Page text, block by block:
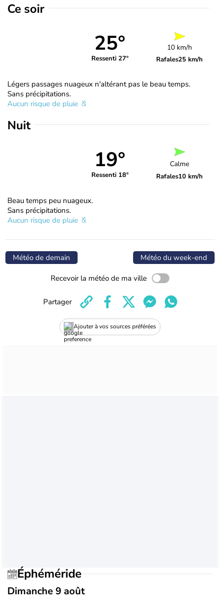
Ce soir
25°
Ressenti 27°
10 km/h
Rafales25 km/h
Légers passages nuageux n'altérant pas le beau temps.
Sans précipitations.
Aucun risque de pluie
Nuit
19°
Ressenti 18°
Calme
Rafales10 km/h
Beau temps peu nuageux.
Sans précipitations.
Aucun risque de pluie
Météo de demain Météo du week-end
Recevoir la météo de ma ville
Ajouter à vos sources préférées
Partager
Éphéméride
Dimanche 9 août